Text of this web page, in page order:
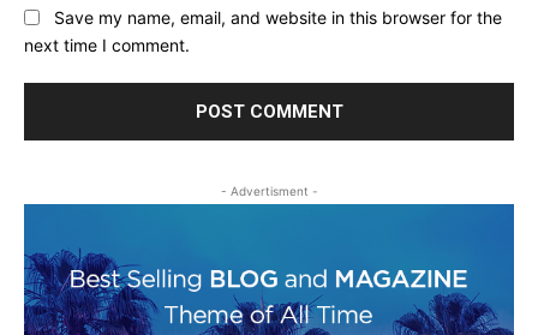
Save my name, email, and website in this browser for the
next time I comment.
- Advertisment -